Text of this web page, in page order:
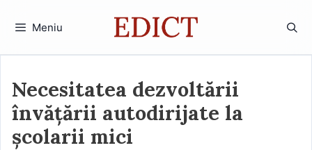
Meniu
Necesitatea dezvoltării
învățării autodirijate la
școlarii mici